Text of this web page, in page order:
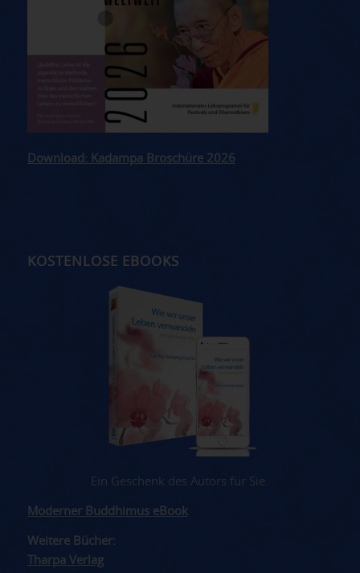
Download: Kadampa Broschüre 2026
KOSTENLOSE EBOOKS
Ein Geschenk des Autors für Sie.
Moderner Buddhimus eBook
Weitere Bücher:
Tharpa Verlag